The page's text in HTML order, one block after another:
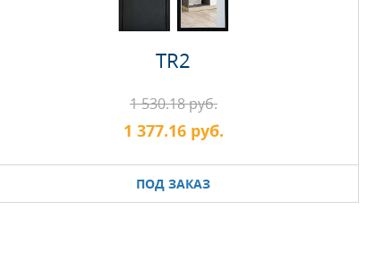
TR2
ПОД ЗАКАЗ
1 530.18 руб.
1 377.16 руб.